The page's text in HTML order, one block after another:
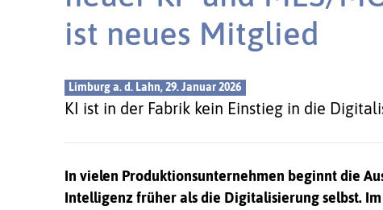
ist neues Mitglied
Limburg a. d. Lahn, 29. Januar 2026
KI ist in der Fabrik kein Einstieg in die
In vielen Produktionsunternehmen beginnt die
Intelligenz früher als die Digitalisierung selbst.